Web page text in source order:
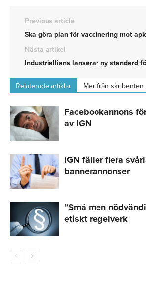
Previous article
Ska göra plan för vaccinering mot
Nästa artikel
Industriallians lanserar ny standard
Relaterade artiklar Mer från skribenten
Facebookannons
av IGN
IGN fäller flera
bannerannonser
”Små men
etiskt regelverk